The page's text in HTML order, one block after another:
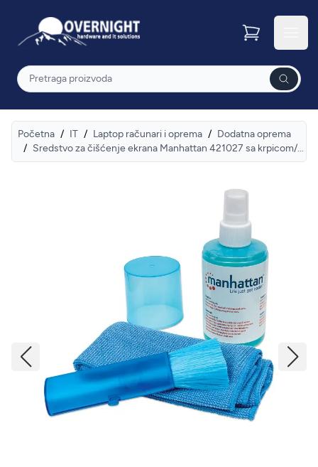
Overnight
Pretraga
Početna / IT / Laptop računari i oprema / Dodatna oprema
/
Sredstvo za čišćenje ekrana Manhattan 421027 sa krpicom/četkicom/200ml